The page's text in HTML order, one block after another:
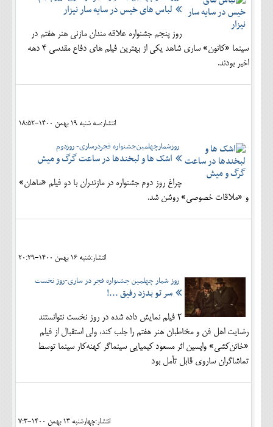
لباس های خیس در سایه سار نیزار
روز پنجم جشنواره علاقه مندان مازنی هنر هفتم در
سینما «کانون» ساری شاهد یکی از بهترین فیلم های دفاع مقدسی 4 دهه
اخیر بودند.
انتشار:سه شنبه 19 بهمن 1400-18:52
روزشمارچهلمین‌جشنواره فجردرساری- روزدوم
اشک ها و لبخندها در ساعت گرگ و میش
چراغ روز دوم جشنواره در مازندران با دو فیلم «ماهان»
و «ملاقات خصوصی» روشن شد.
انتشار:شنبه 16 بهمن 1400-20:29
روز شمار چهلمین جشنواره فجر در ساری-روز نخست
سر تو بدزد رفیق ...!
2 فیلم نمایش داده شده در روز نخست نتوانستند
رضایت اهل فن و مخاطبان هنر هفتم را جلب کند، ولی استقبال از فیلم
«خائن‌کشی» واپسین اثر مسعود کیمیایی سینماگر کهنه‌کار سینما توسط
تماشاگران ساروی قابل تأمل بود
انتشار:چهارشنبه 13 بهمن 1400-7:3